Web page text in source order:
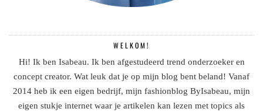
WELKOM!
Hi! Ik ben Isabeau. Ik ben afgestudeerd trend onderzoeker en
concept creator. Wat leuk dat je op mijn blog bent beland! Vanaf
2014 heb ik een eigen bedrijf, mijn fashionblog ByIsabeau, mijn
eigen stukje internet waar je artikelen kan lezen met topics als